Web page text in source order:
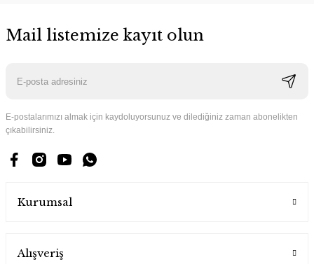
Mail listemize kayıt olun
E-postalarımızı almak için kaydoluyorsunuz ve dilediğiniz zaman abonelikten
çıkabilirsiniz.
Kurumsal
Alışveriş